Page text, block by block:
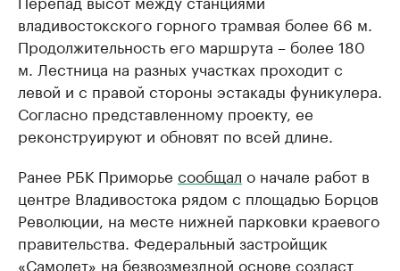
владивостокского горного трамвая более 66 м.
Продолжительность его маршрута – более 180
м. Лестница на разных участках проходит с
левой и с правой стороны эстакады фуникулера.
Согласно представленному проекту, ее
реконструируют и обновят по всей длине.
Ранее РБК Приморье сообщал о начале работ в
центре Владивостока рядом с площадью Борцов
Революции, на месте нижней парковки краевого
правительства. Федеральный застройщик
«Самолет» на безвозмездной основе создаст